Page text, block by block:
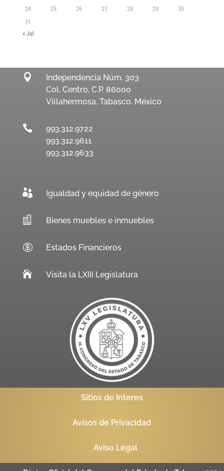
24
25 26 27 28 29
30
31
« Jul

Independencia Núm. 303
Col. Centro, C.P. 86000
Villahermosa, Tabasco. México

993.312.9722
993.312.9611
993.312.9633
 Igualdad y equidad de género
 Bienes muebles e inmuebles
 Estados Financieros
 Visita la LXIII Legislatura
Sitios de Interes
Avisos de Privacidad
Aviso Legal